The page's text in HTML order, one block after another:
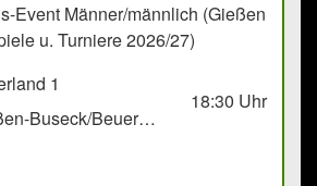
Event Männer/männlich (Gießen
u. Turniere 2026/27)
1
HSG Großen-Buseck/Beuern 1
18:30 Uhr